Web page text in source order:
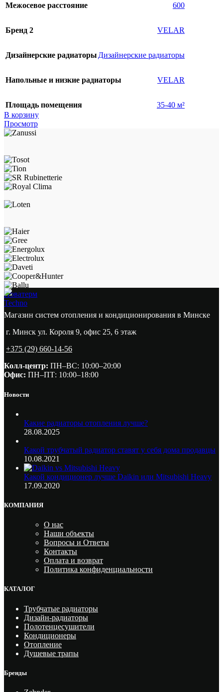
Межосевое расстояние 600
Бренд 2 VELAR
Дизайнерские радиаторыДизайнерские радиаторы
Напольные и низкие радиаторы VELAR
Площадь помещения
35-40 м²
В корзину
Просмотр
Новатерм
Techno
Магазин систем отопления и кондиционирования в Минске
г. Минск ул. Короля 9, офис 25, 6 этаж
+375 (29) 660-14-56
Колл-центр: ПН–ВС: 10:00–20:00​
Офис: ПН–ПТ: 10:00–18:00
Новости
Какие радиаторы отопления лучше?
28.08.2025
Какой трубчатый радиатор ставят у себя дома продавцы
10.08.2021
Какой кондиционер лучше Daikin или Mitsubishi Heavy
17.09.2020
КОМПАНИЯ
О нас
Наши объекты
Вопросы и Ответы
Контакты
Оплата и возврат
Политика конфиденциальности
КАТАЛОГ
Трубчатые радиаторы
Дизайн-радиаторы
Полотенцесушители
Кондиционеры
Отопление
Душевые трапы
Бренды